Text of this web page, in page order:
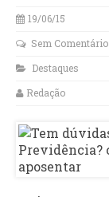
19/06/15
Sem Comentário
Destaques
Redação